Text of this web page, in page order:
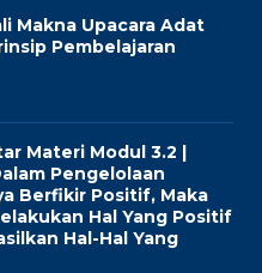
Makna Upacara Adat
Pembelajaran
Materi Modul 3.2 |
Pengelolaan
Berfikir Positif, Maka
Hal Yang Positif
Hal-Hal Yang